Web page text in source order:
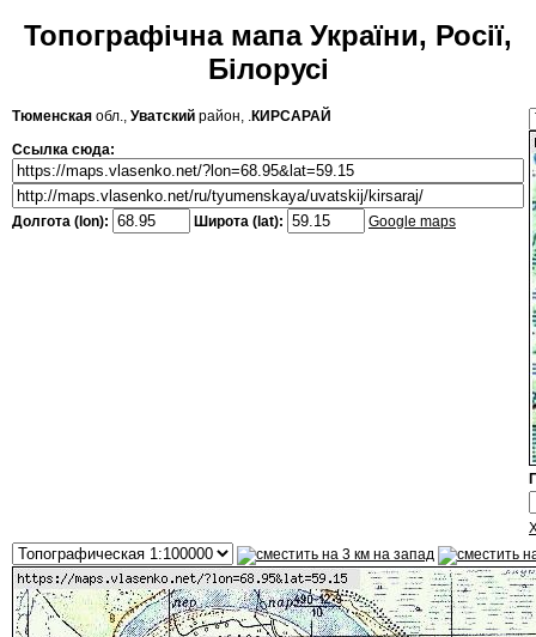
Топографічна мапа України, Росії,
Білорусі
Тюменская обл., Уватский район, .КИРСАРАЙ
Ссылка сюда:
Долгота (lon): Широта (lat): Google maps